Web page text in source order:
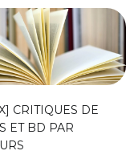
CRITIQUES DE
ET BD PAR